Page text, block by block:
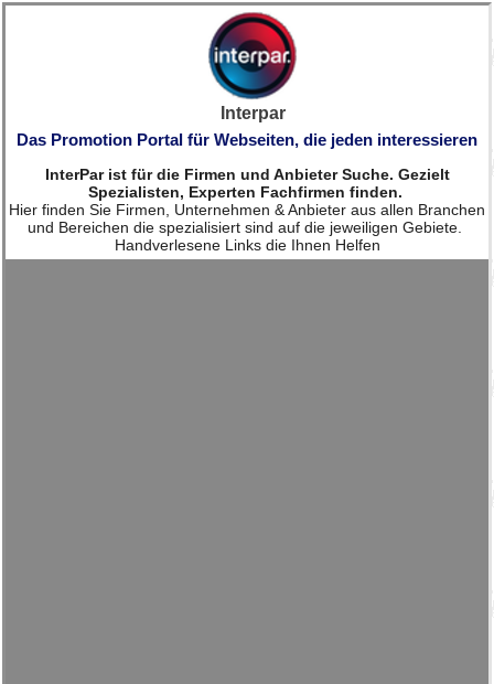
Interpar
Das Promotion Portal für Webseiten, die jeden interessieren
InterPar ist für die Firmen und Anbieter Suche. Gezielt
Spezialisten, Experten Fachfirmen finden.
Hier finden Sie Firmen, Unternehmen & Anbieter aus allen Branchen
und Bereichen die spezialisiert sind auf die jeweiligen Gebiete.
Handverlesene Links die Ihnen Helfen